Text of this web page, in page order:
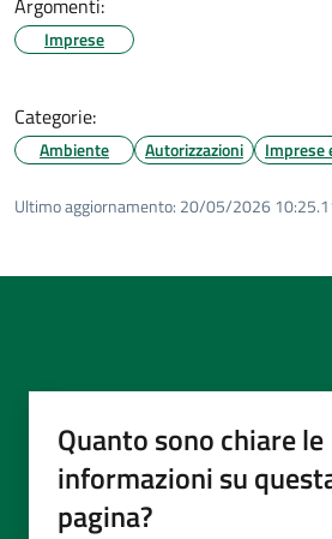
Imprese
Categorie:
Ambiente Autorizzazioni Imprese
Ultimo aggiornamento: 20/05/2026
Quanto sono chiare le
informazioni su
pagina?